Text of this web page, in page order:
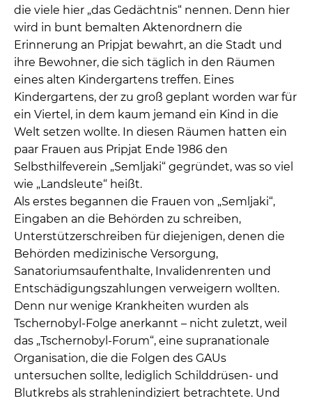
die viele hier „das Gedächtnis“ nennen. Denn hier
wird in bunt bemalten Aktenordnern die
Erinnerung an Pripjat bewahrt, an die Stadt und
ihre Bewohner, die sich täglich in den Räumen
eines alten Kindergartens treffen. Eines
Kindergartens, der zu groß geplant worden war für
ein Viertel, in dem kaum jemand ein Kind in die
Welt setzen wollte. In diesen Räumen hatten ein
paar Frauen aus Pripjat Ende 1986 den
Selbsthilfeverein „Semljaki“ gegründet, was so viel
wie „Landsleute“ heißt.
Als erstes begannen die Frauen von „Semljaki“,
Eingaben an die Behörden zu schreiben,
Unterstützerschreiben für diejenigen, denen die
Behörden medizinische Versorgung,
Sanatoriumsaufenthalte, Invalidenrenten und
Entschädigungszahlungen verweigern wollten.
Denn nur wenige Krankheiten wurden als
Tschernobyl-Folge anerkannt – nicht zuletzt, weil
das „Tschernobyl-Forum“, eine supranationale
Organisation, die die Folgen des GAUs
untersuchen sollte, lediglich Schilddrüsen- und
Blutkrebs als strahlenindiziert betrachtete. Und